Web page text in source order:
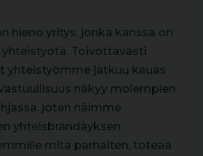
hieno yritys, jonka kanssa on
Toivottavasti
yhteistyömme jatkuu kauas
näkyy molempien
joten näimme
yhteisbrändäyksen
mitä parhaiten, toteaa